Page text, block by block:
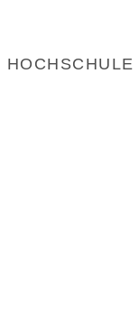
HOCHSCHULE